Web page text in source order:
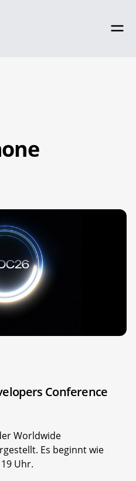
Conference
Worldwide
Es beginnt wie
Uhr.